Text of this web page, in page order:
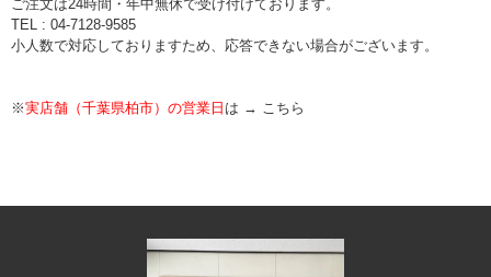
ご注文は24時間・年中無休で受け付けております。
TEL : 04-7128-9585
小人数で対応しておりますため、応答できない場合がございます。
※実店舗（千葉県柏市）の営業日 は → こちら